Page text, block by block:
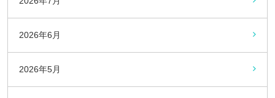
2026年6月
2026年5月